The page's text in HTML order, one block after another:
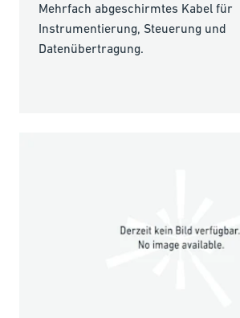
Mehrfach abgeschirmtes Kabel für
Instrumentierung, Steuerung und
Datenübertragung.